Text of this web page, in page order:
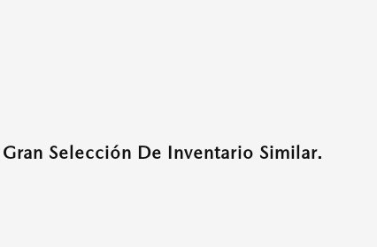
Selección De Inventario Similar.